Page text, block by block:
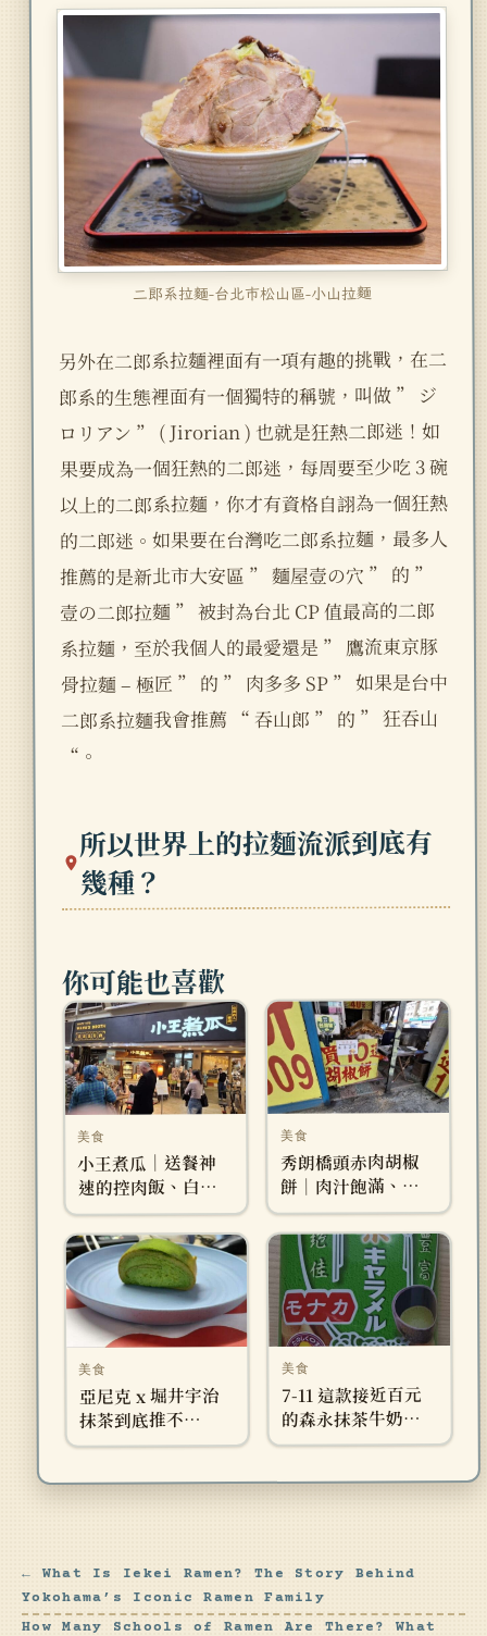
二郎系拉麵-台北市松山區-小山拉麵
另外在二郎系拉麵裡面有一項有趣的挑戰，在二
郎系的生態裡面有一個獨特的稱號，叫做 ” ジ
ロリアン ” ( Jirorian ) 也就是狂熱二郎迷！如
果要成為一個狂熱的二郎迷，每周要至少吃 3 碗
以上的二郎系拉麵，你才有資格自詡為一個狂熱
的二郎迷。如果要在台灣吃二郎系拉麵，最多人
推薦的是新北市大安區 ” 麵屋壹の穴 ” 的 ”
壹の二郎拉麵 ” 被封為台北 CP 值最高的二郎
系拉麵，至於我個人的最愛還是 ” 鷹流東京豚
骨拉麵 – 極匠 ” 的 ” 肉多多 SP ” 如果是台中
二郎系拉麵我會推薦 “ 吞山郎 ” 的 ” 狂吞山
“。
所以世界上的拉麵流派到底有
幾種？
你可能也喜歡
美食
小王煮瓜｜送餐神
速的控肉飯、白菜
滷是本篇〈小王煮
瓜〉的亮點必點
美食
秀朗橋頭赤肉胡椒
餅｜肉汁飽滿、胡
椒香直球對決的在
地小點
美食
亞尼克 x 堀井宇治
抹茶到底推不
推！？一次開箱 5
你！！！
美食
7-11 這款接近百元
的森永抹茶牛奶糖
雪派到底好不好
的好吃！！！
← What Is Iekei Ramen? The Story Behind
Yokohama’s Iconic Ramen Family
How Many Schools of Ramen Are There? What